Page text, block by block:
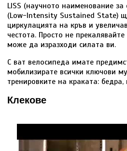
LISS (научното наименование
(Low-Intensity Sustained State)
циркулацията на кръв и
честота. Просто не
може да изразходи силата ви.
С ват велосипеда имате
мобилизирате всички ключови
тренировките на краката: бедра,
Клекове